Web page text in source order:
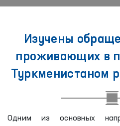
Изучены
проживающих в
Туркменистаном
Одним из основных